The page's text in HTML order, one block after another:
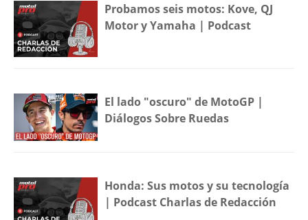
Probamos seis motos: Kove, QJ
Motor y Yamaha | Podcast
El lado "oscuro" de MotoGP |
Diálogos Sobre Ruedas
Honda: Sus motos y su tecnología
| Podcast Charlas de Redacción